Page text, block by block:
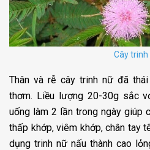
Cây
Thân và rễ cây trinh nữ đã
thơm. Liều lượng 20-30g sắc
uống làm 2 lần trong ngày giúp
thấp khớp, viêm khớp, chân tay
dụng trinh nữ nấu thành cao